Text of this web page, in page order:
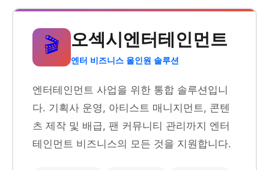
🎬 오섹시엔터테인먼트
엔터 비즈니스 올인원 솔루션
엔터테인먼트 사업을 위한 통합 솔루션입니
다. 기획사 운영, 아티스트 매니지먼트, 콘텐
츠 제작 및 배급, 팬 커뮤니티 관리까지 엔터
테인먼트 비즈니스의 모든 것을 지원합니다.